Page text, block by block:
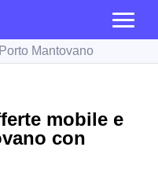
Porto Mantovano